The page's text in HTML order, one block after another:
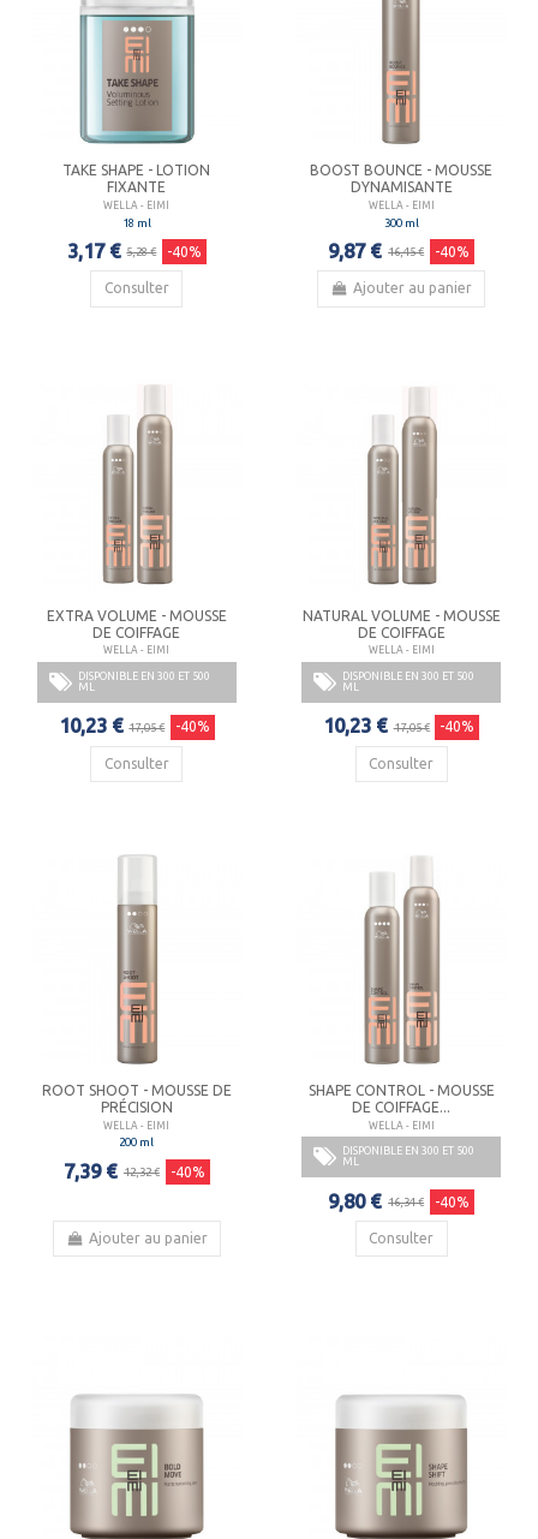
TAKE SHAPE - LOTION
FIXANTE
WELLA - EIMI
18 ml
3,17 € 5,28 € -40%
Consulter
BOOST BOUNCE - MOUSSE
DYNAMISANTE
WELLA - EIMI
300 ml
9,87 € 16,45 € -40%
Ajouter au panier
EXTRA VOLUME - MOUSSE
DE COIFFAGE
WELLA - EIMI
DISPONIBLE EN 300 ET 500
ML
10,23 € 17,05 € -40%
Consulter
NATURAL VOLUME - MOUSSE
DE COIFFAGE
WELLA - EIMI
DISPONIBLE EN 300 ET 500
ML
10,23 € 17,05 € -40%
Consulter
ROOT SHOOT - MOUSSE DE
PRÉCISION
WELLA - EIMI
200 ml
7,39 € 12,32 € -40%
Ajouter au panier
SHAPE CONTROL - MOUSSE
DE COIFFAGE...
WELLA - EIMI
DISPONIBLE EN 300 ET 500
ML
9,80 € 16,34 € -40%
Consulter